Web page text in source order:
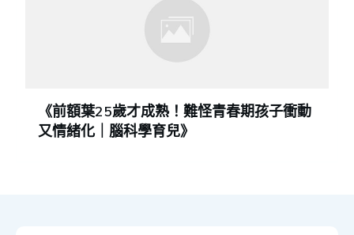
《前額葉25歲才成熟！難怪青春期孩子衝動
又情緒化｜腦科學育兒》